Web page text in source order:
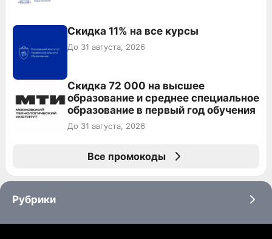
Скидка 11% на все курсы
До 31 августа, 2026
Скидка 72 000 на высшее
образование и среднее специальное
образование в первый год обучения
До 31 августа, 2026
Все промокоды
Рубрики